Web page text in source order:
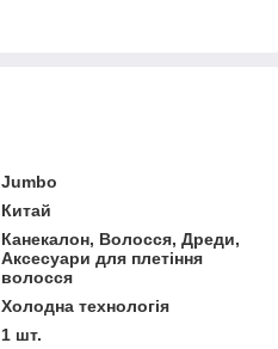
Jumbo
Китай
Канекалон, Волосся, Дреди,
Аксесуари для плетіння
волосся
Холодна технологія
1 шт.